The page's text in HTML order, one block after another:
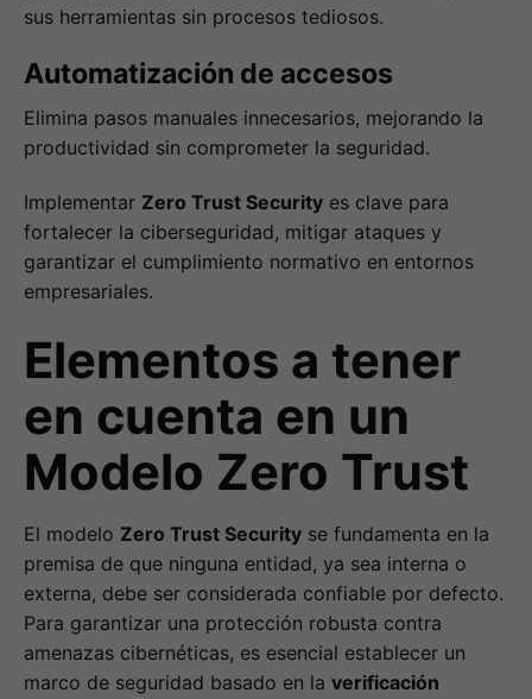
sus herramientas sin procesos tediosos.
Automatización de accesos
Elimina pasos manuales innecesarios, mejorando la
productividad sin comprometer la seguridad.
Implementar Zero Trust Security es clave para
fortalecer la ciberseguridad, mitigar ataques y
garantizar el cumplimiento normativo en entornos
empresariales.
Elementos a tener
en cuenta en un
Modelo Zero Trust
El modelo Zero Trust Security se fundamenta en la
premisa de que ninguna entidad, ya sea interna o
externa, debe ser considerada confiable por defecto.
Para garantizar una protección robusta contra
amenazas cibernéticas, es esencial establecer un
marco de seguridad basado en la verificación